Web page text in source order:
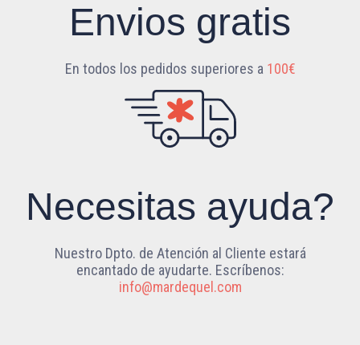
Envios gratis
En todos los pedidos superiores a 100€
Necesitas ayuda?
Nuestro Dpto. de Atención al Cliente estará
encantado de ayudarte. Escríbenos:
info@mardequel.com